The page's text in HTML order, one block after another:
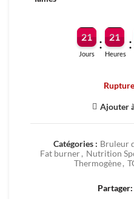
21
Jours
: 21
Heures
:
Ajouter
Catégories : Bruleur
Fat burner , Nutrition
Thermogène,
Partager